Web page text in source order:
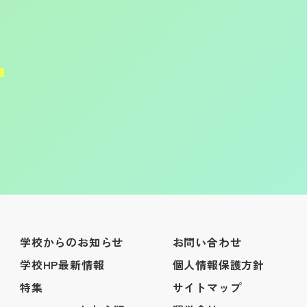
学校からのお知らせ
学校HP最新情報
特集
お問い合わせ
個人情報保護方針
サイトマップ